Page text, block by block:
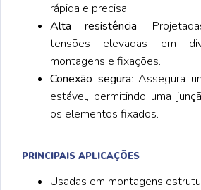
rápida e precisa.
Alta resistência:
tensões elevadas em
montagens e fixações.
Conexão segura: Assegura
estável, permitindo uma
os elementos fixados.
PRINCIPAIS APLICAÇÕES
Usadas em montagens